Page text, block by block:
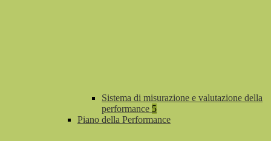
Sistema di misurazione e valutazione della
performance 5
Piano della Performance